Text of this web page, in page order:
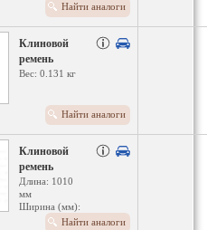
Найти аналоги
Клиновой
ремень
Вес: 0.131 кг
Найти аналоги
Клиновой
ремень
Длина: 1010
мм
Ширина (мм):
Найти аналоги